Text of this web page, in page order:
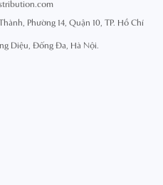
Phường 14, Quận 10, TP. Hồ Chí
Diệu, Đống Đa, Hà Nội.